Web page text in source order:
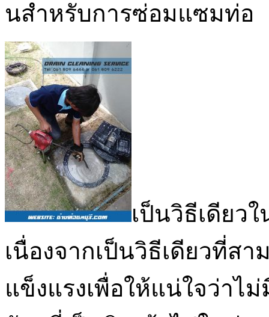
นสำหรับการซ่อมแซมท่อ
เป็นวิธีเดียว
เนื่องจากเป็นวิธีเดียวที่ส
แข็งแรงเพื่อให้แน่ใจว่าไ